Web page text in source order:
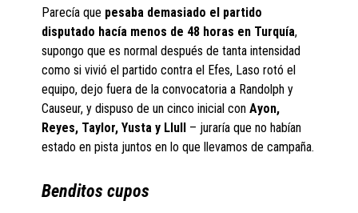
Parecía que pesaba demasiado el partido
disputado hacía menos de 48 horas en Turquía,
supongo que es normal después de tanta intensidad
como si vivió el partido contra el Efes, Laso rotó el
equipo, dejo fuera de la convocatoria a Randolph y
Causeur, y dispuso de un cinco inicial conAyon,
Reyes, Taylor, Yusta y Llull
– juraría que no habían
estado en pista juntos en lo que llevamos de campaña.
Benditos cupos